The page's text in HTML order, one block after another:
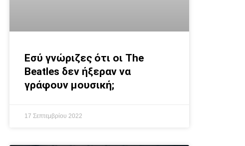
Εσύ γνώριζες ότι οι The
Beatles δεν ήξεραν να
γράφουν μουσική;
17 Σεπτεμβρίου 2022